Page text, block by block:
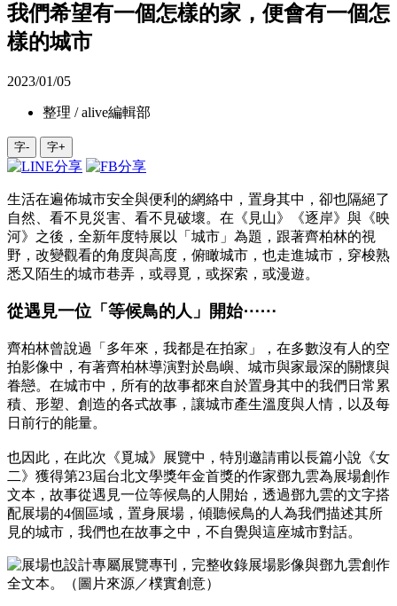
我們希望有一個怎樣的家，便會有一個怎
樣的城市
2023/01/05
整理 / alive編輯部
字- 字+
生活在遍佈城市安全與便利的網絡中，置身其中，卻也隔絕了
自然、看不見災害、看不見破壞。在《見山》《逐岸》與《映
河》之後，全新年度特展以「城市」為題，跟著齊柏林的視
野，改變觀看的角度與高度，俯瞰城市，也走進城市，穿梭熟
悉又陌生的城市巷弄，或尋覓，或探索，或漫遊。
從遇見一位「等候鳥的人」開始⋯⋯
齊柏林曾說過「多年來，我都是在拍家」，在多數沒有人的空
拍影像中，有著齊柏林導演對於島嶼、城市與家最深的關懷與
眷戀。在城市中，所有的故事都來自於置身其中的我們日常累
積、形塑、創造的各式故事，讓城市產生溫度與人情，以及每
日前行的能量。
也因此，在此次《覓城》展覽中，特別邀請甫以長篇小說《女
二》獲得第23屆台北文學獎年金首獎的作家鄧九雲為展場創作
文本，故事從遇見一位等候鳥的人開始，透過鄧九雲的文字搭
配展場的4個區域，置身展場，傾聽候鳥的人為我們描述其所
見的城市，我們也在故事之中，不自覺與這座城市對話。